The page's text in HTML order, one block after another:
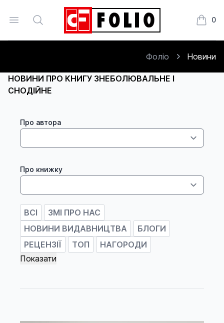
Open menu
Search 0
Фоліо Новини
НОВИНИ ПРО КНИГУ ЗНЕБОЛЮВАЛЬНЕ І
СНОДІЙНЕ
Про автора
Про книжку
ВСІ
ЗМІ ПРО НАС
НОВИНИ ВИДАВНИЦТВА
БЛОГИ
РЕЦЕНЗІЇ
ТОП НАГОРОДИ